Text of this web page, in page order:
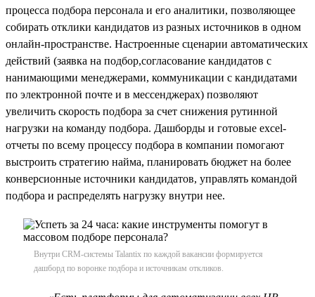
процесса подбора персонала и его аналитики, позволяющее
собирать отклики кандидатов из разных источников в одном
онлайн-пространстве. Настроенные сценарии автоматических
действий (заявка на подбор,согласование кандидатов с
нанимающими менеджерами, коммуникации с кандидатами
по электронной почте и в мессенджерах) позволяют
увеличить скорость подбора за счет снижения рутинной
нагрузки на команду подбора. Дашборды и готовые excel-
отчеты по всему процессу подбора в компании помогают
выстроить стратегию найма, планировать бюджет на более
конверсионные источники кандидатов, управлять командой
подбора и распределять нагрузку внутри нее.
Внутри CRM-системы Talantix по каждой вакансии формируется
дашборд по воронке подбора и источникам откликов.